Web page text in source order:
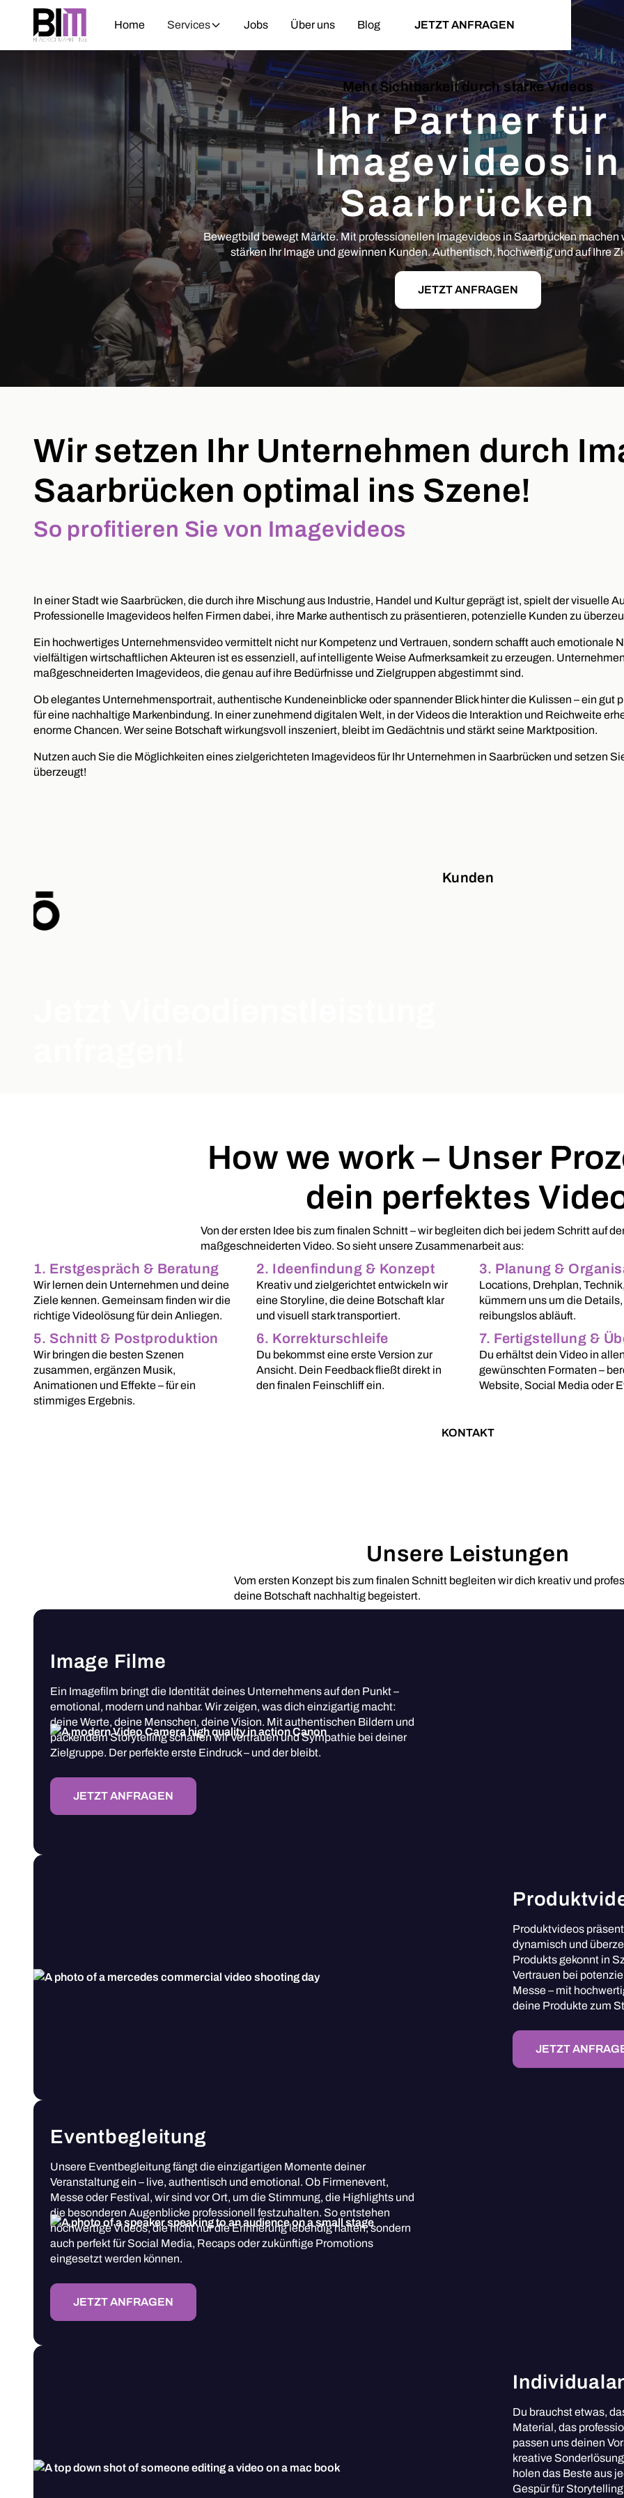
Home Services Jobs Über uns Blog JETZT ANFRAGEN
Mehr Sichtbarkeit durch starke Videos
Ihr Partner für
Imagevideos in
Saarbrücken
Bewegtbild bewegt Märkte. Mit professionellen Imagevideos in Saarbrücken machen
stärken Ihr Image und gewinnen Kunden. Authentisch, hochwertig und auf Ihre
JETZT ANFRAGEN
Wir setzen Ihr Unternehmen durch
Saarbrücken optimal ins Szene!
So profitieren Sie von Imagevideos
In einer Stadt wie Saarbrücken, die durch ihre Mischung aus Industrie, Handel und Kultur geprägt ist, spielt der visuelle
Professionelle Imagevideos helfen Firmen dabei, ihre Marke authentisch zu präsentieren, potenzielle Kunden zu
Ein hochwertiges Unternehmensvideo vermittelt nicht nur Kompetenz und Vertrauen, sondern schafft auch emotionale
vielfältigen wirtschaftlichen Akteuren ist es essenziell, auf intelligente Weise Aufmerksamkeit zu erzeugen.
maßgeschneiderten Imagevideos, die genau auf ihre Bedürfnisse und Zielgruppen abgestimmt sind.
Ob elegantes Unternehmensportrait, authentische Kundeneinblicke oder spannender Blick hinter die Kulissen – ein gut
für eine nachhaltige Markenbindung. In einer zunehmend digitalen Welt, in der Videos die Interaktion und Reichweite
enorme Chancen. Wer seine Botschaft wirkungsvoll inszeniert, bleibt im Gedächtnis und stärkt seine Marktposition.
Nutzen auch Sie die Möglichkeiten eines zielgerichteten Imagevideos für Ihr Unternehmen in Saarbrücken und setzen
überzeugt!
Kunden
How we work – Unser
dein perfektes
Von der ersten Idee bis zum finalen Schnitt – wir begleiten dich bei jedem Schritt auf
maßgeschneiderten Video. So sieht unsere Zusammenarbeit aus:
1. Erstgespräch & Beratung
Wir lernen dein Unternehmen und deine
Ziele kennen. Gemeinsam finden wir die
richtige Videolösung für dein Anliegen.
2. Ideenfindung & Konzept
Kreativ und zielgerichtet entwickeln wir
eine Storyline, die deine Botschaft klar
und visuell stark transportiert.
3. Planung &
Locations, Drehplan,
kümmern uns um die
reibungslos abläuft.
5. Schnitt & Postproduktion
Wir bringen die besten Szenen
zusammen, ergänzen Musik,
Animationen und Effekte – für ein
stimmiges Ergebnis.
6. Korrekturschleife
Du bekommst eine erste Version zur
Ansicht. Dein Feedback fließt direkt in
den finalen Feinschliff ein.
7. Fertigstellung &
Du erhältst dein Video in allen
gewünschten Formaten –
Website, Social Media oder
KONTAKT
Unsere Leistungen
Vom ersten Konzept bis zum finalen Schnitt begleiten wir dich kreativ und
deine Botschaft nachhaltig begeistert.
Image Filme
Ein Imagefilm bringt die Identität deines Unternehmens auf den Punkt –
emotional, modern und nahbar. Wir zeigen, was dich einzigartig macht:
deine Werte, deine Menschen, deine Vision. Mit authentischen Bildern und
packendem Storytelling schaffen wir Vertrauen und Sympathie bei deiner
Zielgruppe. Der perfekte erste Eindruck – und der bleibt.
JETZT ANFRAGEN
Produktvideos
dynamisch und
Produkts gekonnt in
Vertrauen bei
Messe – mit
deine Produkte zum
JETZT
Eventbegleitung
Unsere Eventbegleitung fängt die einzigartigen Momente deiner
Veranstaltung ein – live, authentisch und emotional. Ob Firmenevent,
Messe oder Festival, wir sind vor Ort, um die Stimmung, die Highlights und
die besonderen Augenblicke professionell festzuhalten. So entstehen
hochwertige Videos, die nicht nur die Erinnerung lebendig halten, sondern
auch perfekt für Social Media, Recaps oder zukünftige Promotions
eingesetzt werden können.
JETZT ANFRAGEN
Du brauchst etwas,
Material, das
passen uns deinen
kreative
holen das Beste aus
Gespür für